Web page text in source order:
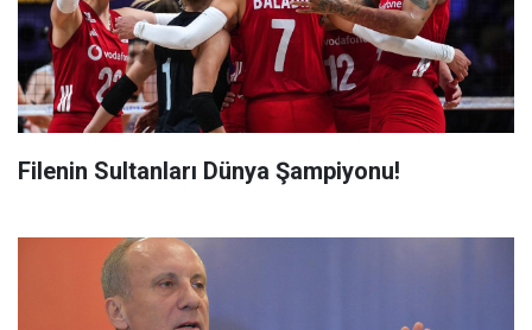
Filenin Sultanları Dünya Şampiyonu!